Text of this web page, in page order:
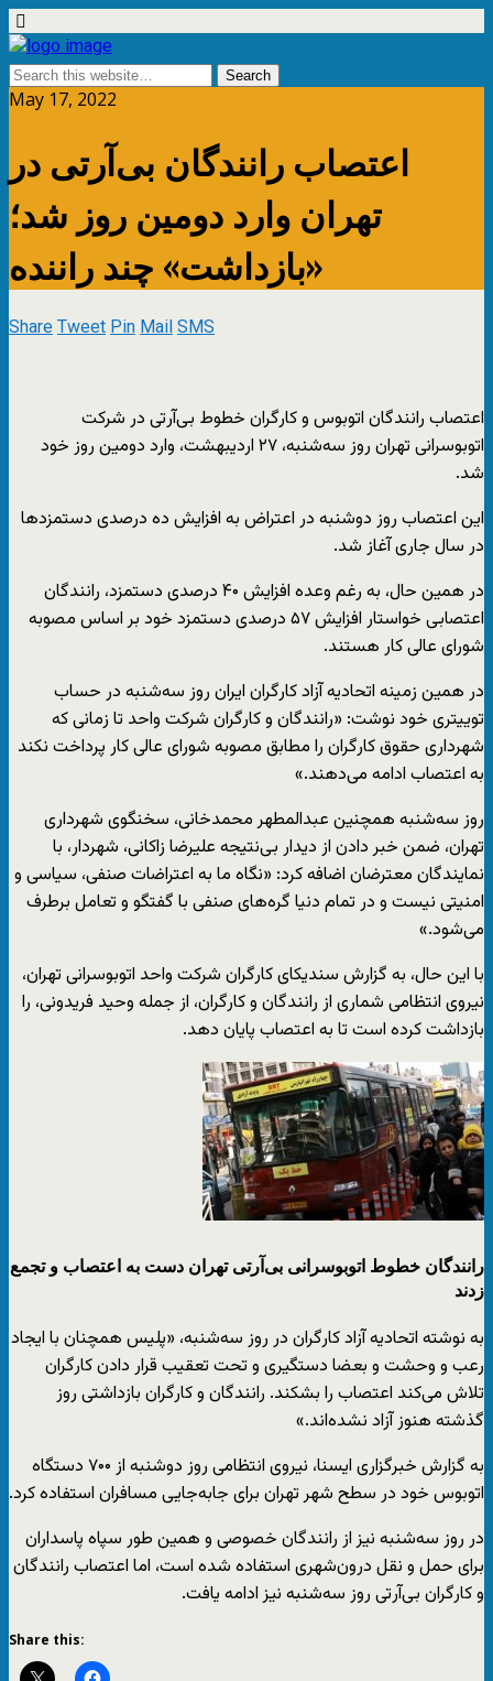
May 17, 2022
اعتصاب رانندگان بی‌آر‌تی در
تهران وارد دومین روز شد؛
«بازداشت» چند راننده
ShareTweetPinMailSMS
اعتصاب رانندگان اتوبوس و ‎کارگران خطوط بی‌آر‌تی در شرکت
اتوبوسرانی ‎تهران روز سه‌شنبه، ۲۷ اردیبهشت، وارد دومین روز خود
شد.
این اعتصاب روز دوشنبه در اعتراض به افزایش ده درصدی دستمزدها
در سال جاری آغاز شد.
در همین حال، به رغم وعده افزایش ۴۰ درصدی ‎دستمزد، رانندگان
اعتصابی خواستار افزایش ۵۷ درصدی دستمزد خود بر اساس مصوبه
شورای عالی کار هستند.
در همین زمینه اتحادیه آزاد کارگران ایران روز سه‌شنبه در حساب
توییتری خود نوشت: «رانندگان و کارگران شرکت واحد تا زمانی که
شهرداری حقوق کارگران را مطابق مصوبه شورای عالی کار پرداخت نکند
به اعتصاب ادامه می‌دهند.»
روز سه‌شنبه همچنین عبدالمطهر محمدخانی، سخنگوی شهرداری
تهران، ضمن خبر دادن از دیدار بی‌نتیجه علیرضا زاکانی، شهردار، با
نمایندگان معترضان اضافه کرد: «نگاه ما به اعتراضات صنفی، سیاسی و
امنیتی نیست و در تمام دنیا گره‌های صنفی با گفتگو و تعامل برطرف
می‌شود.»
با این حال، به گزارش سندیکای کارگران شرکت واحد اتوبوسرانی تهران،
نیروی انتظامی شماری از رانندگان و کارگران، از جمله وحید فریدونی، را
بازداشت کرده است تا به اعتصاب پایان ‎دهد.
رانندگان خطوط اتوبوسرانی بی‌آرتی‌ تهران دست به اعتصاب و تجمع
زدند
به نوشته اتحادیه آزاد کارگران در روز سه‌شنبه، «پلیس همچنان با ایجاد
رعب و وحشت و بعضا دستگیری و تحت تعقیب قرار دادن کارگران
تلاش می‌کند اعتصاب را بشکند. رانندگان و کارگران بازداشتی روز
گذشته هنوز آزاد نشده‌اند.»
به گزارش خبرگزاری ایسنا، نیروی انتظامی روز دوشنبه از ۷۰۰ دستگاه
اتوبوس خود در سطح شهر تهران برای جابه‌جایی مسافران استفاده کرد.
در روز سه‌شنبه نیز از رانندگان خصوصی و همین طور سپاه پاسداران
برای حمل و نقل درون‌شهری استفاده شده است، اما اعتصاب رانندگان
و کارگران بی‌آر‌تی روز سه‌شنبه نیز ادامه یافت.
Share this: